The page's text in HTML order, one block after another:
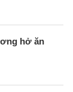
hở ăn